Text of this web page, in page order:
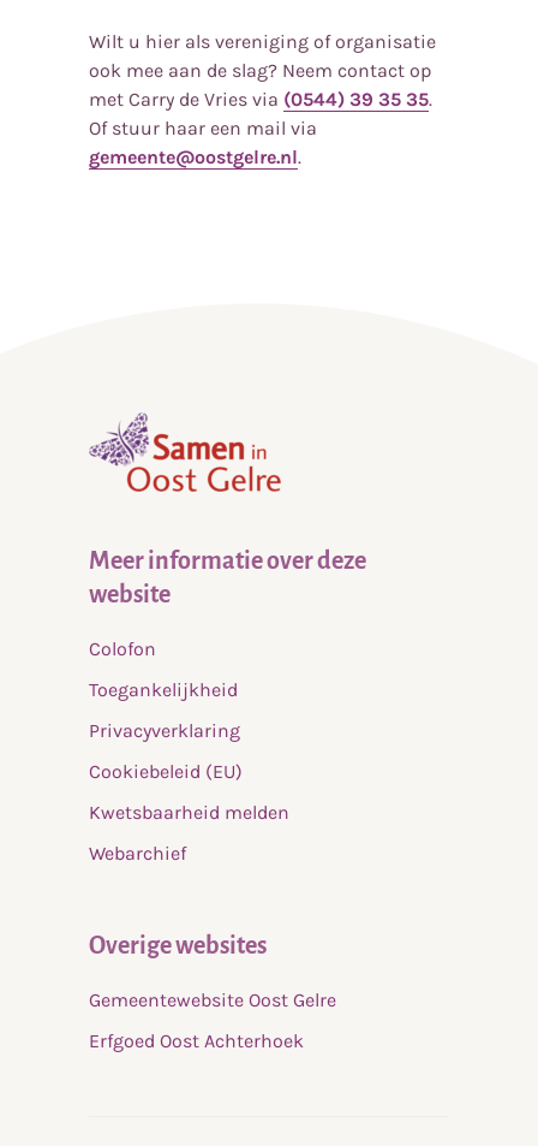
Wilt u hier als vereniging of organisatie
ook mee aan de slag? Neem contact op
met Carry de Vries via (0544) 39 35 35.
Of stuur haar een mail via
gemeente@oostgelre.nl.
Meer informatie over deze
website
Colofon
Toegankelijkheid
Privacyverklaring
Cookiebeleid (EU)
Kwetsbaarheid melden
Webarchief
Overige websites
Gemeentewebsite Oost Gelre
Erfgoed Oost Achterhoek